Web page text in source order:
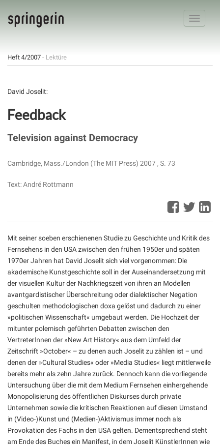
Toggle
Heft 4/2007 - Lektüre
David Joselit:
Feedback
Television against Democracy
Cambridge, Mass./London (The MIT Press) 2007 , S. 73
Text: André Rottmann
Mit seiner soeben erschienenen Studie zu Geschichte und Kritik des
Fernsehens in den USA zwischen den frühen 1950er und späten
1970er Jahren hat David Joselit sich viel vorgenommen: Die
akademische Kunstgeschichte soll in der Auseinandersetzung mit
der visuellen Kultur der Nachkriegszeit von ihren an Modellen
avantgardistischer Überschreitung oder dialektischer Negation
geschulten methodologischen doxa gelöst und dadurch zu einer
»politischen Wissenschaft« umgebaut werden. Die Hochzeit der
mitunter polemisch geführten Debatten zwischen den
VertreterInnen der »New Art History« aus dem Umfeld der
Zeitschrift »October« – zu denen auch Joselit zu zählen ist – und
denen der »Cultural Studies« oder »Media Studies« liegt mittlerweile
bereits mehr als zehn Jahre zurück. Dennoch kann die vorliegende
Untersuchung über die mit dem Medium Fernsehen einhergehende
Monopolisierung des öffentlichen Diskurses durch private
Unternehmen sowie die kritischen Reaktionen auf diesen Umstand
in (Video-)Kunst und (Medien-)Aktivismus immer noch als
Provokation des Fachs in den USA gelten. Dementsprechend steht
am Ende des Buches ein Manifest, in dem Joselit KünstlerInnen wie